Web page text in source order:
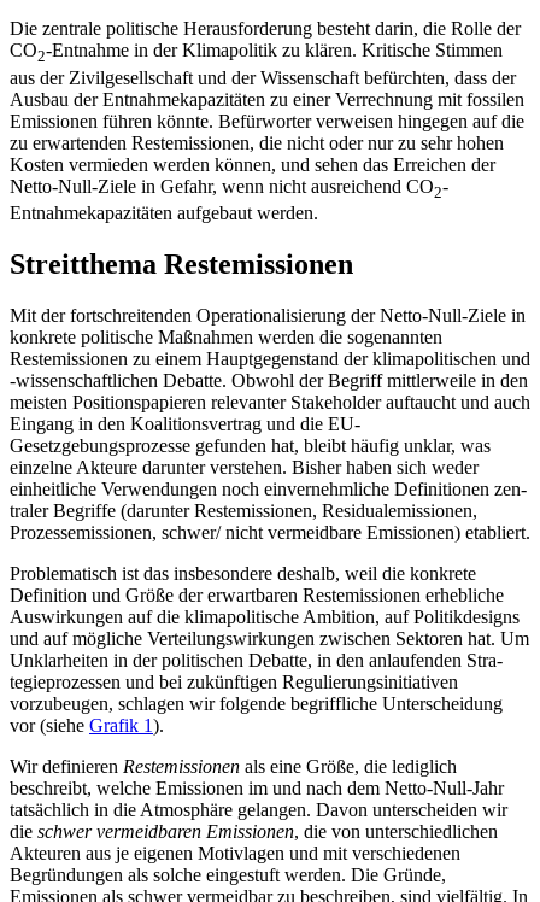
Die zentrale politische Herausforderung besteht darin, die Rolle der
CO2-Entnahme in der Klimapolitik zu klären. Kritische Stimmen
aus der Zivilgesellschaft und der Wissen­schaft befürchten, dass der
Ausbau der Entnahmekapazitäten zu einer Verrech­nung mit fossilen
Emissionen führen könn­te. Befürworter verweisen hingegen auf die
zu erwartenden Restemissionen, die nicht oder nur zu sehr hohen
Kosten vermieden werden können, und sehen das Erreichen der
Netto-Null-Ziele in Gefahr, wenn nicht ausreichend CO2-
Entnahmekapazitäten aufgebaut werden.
Streitthema Restemissionen
Mit der fortschreitenden Operationalisierung der Netto-Null-Ziele in
konkrete poli­tische Maßnahmen werden die sogenannten
Restemissionen zu einem Hauptgegenstand der klimapolitischen und
‑wissen­schaftlichen Debatte. Obwohl der Begriff mittlerweile in den
meisten Positionspapieren relevanter Stakeholder auftaucht und auch
Eingang in den Koalitionsvertrag und die EU-
Gesetzgebungsprozesse gefunden hat, bleibt häufig unklar, was
einzelne Akteure darunter verstehen. Bisher haben sich weder
einheitliche Verwendungen noch ein­vernehm­liche Definitionen zen­
traler Be­griffe (darunter Restemissionen, Residual­emissionen,
Prozessemissionen, schwer/ nicht vermeidbare Emissionen) etabliert.
Problematisch ist das insbesondere des­halb, weil die konkrete
Definition und Größe der erwartbaren Restemissionen er­hebliche
Auswirkungen auf die klimapoli­tische Ambition, auf Politikdesigns
und auf mögliche Verteilungswirkungen zwischen Sektoren hat. Um
Unklarheiten in der poli­tischen Debatte, in den anlaufenden Stra­
tegieprozessen und bei zukünftigen Regu­lierungsinitiativen
vorzubeugen, schlagen wir folgende begriffliche Unterscheidung
vor (siehe Grafik 1).
Wir definieren Restemissionen als eine Größe, die lediglich
beschreibt, welche Emissionen im und nach dem Netto-Null-Jahr
tatsächlich in die Atmosphäre gelan­gen. Davon unterscheiden wir
die schwer vermeidbaren Emissionen, die von unterschiedlichen
Akteuren aus je eigenen Motivlagen und mit verschiedenen
Begründungen als solche eingestuft werden. Die Gründe,
Emissionen als schwer vermeidbar zu be­schreiben, sind vielfältig. In